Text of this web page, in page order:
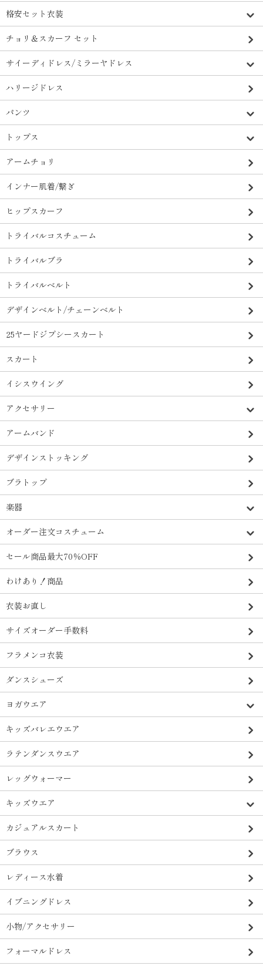
格安セット衣装
チョリ＆スカーフ セット
サイーディドレス/ミラーヤドレス
ハリージドレス
パンツ
トップス
アームチョリ
インナー肌着/繋ぎ
ヒップスカーフ
トライバルコスチューム
トライバルブラ
トライバルベルト
デザインベルト/チェーンベルト
25ヤードジプシースカート
スカート
イシスウイング
アクセサリー
アームバンド
デザインストッキング
ブラトップ
楽器
オーダー注文コスチューム
セール商品最大70％OFF
わけあり！商品
衣装お直し
サイズオーダー手数料
フラメンコ衣装
ダンスシューズ
ヨガウエア
キッズバレエウエア
ラテンダンスウエア
レッグウォーマー
キッズウエア
カジュアルスカート
ブラウス
レディース水着
イブニングドレス
小物/アクセサリー
フォーマルドレス